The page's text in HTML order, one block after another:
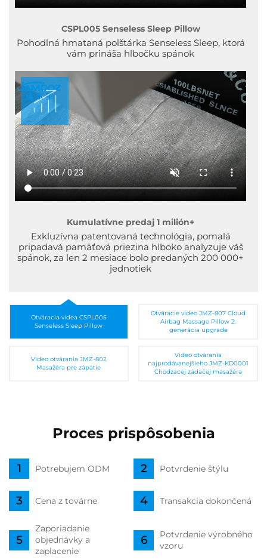
CSPL005 Senseless Sleep Pillow
Pohodlná hmataná polštárka Senseless Sleep, ktorá
vám prináša hlbočku spánok
Kumulatívne predaj 1 milión+
Exkluzívna patentovaná technológia, pomalá
pripadavá pamäťová priezina hlboko analyzuje váš
spánok, za len 2 mesiace bolo predaných 200 000+
jednotiek
Otváracia videa CSPL005
Senseless Sleep Pillow
Otváracie video JMZ-807 Cloud
Airbag Massage Pillow 2.
generácia upgrade
Video otvárania JMZ-802
Masažéra pre zápätie
Video otvárania
najprodávanejšieho JMZ-KD0001
Chodzacej zádačej masažéra
Proces prispôsobenia
Potrebujem ODM Potvrdenie štýlu
Cena z továrne Transakcia dokončená
Zaporiadanie
objednávky a
zaplacenie
Potvrdenie výrobného
vzoru